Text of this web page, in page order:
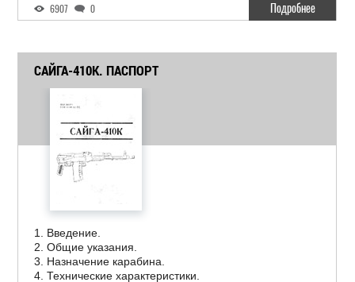
6907 0 Подробнее
САЙГА-410К. ПАСПОРТ
1. Введение.
2. Общие указания.
3. Назначение карабина.
4. Технические характеристики.